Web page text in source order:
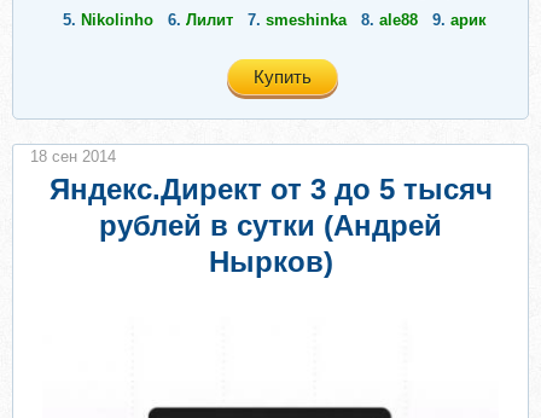
5. Nikolinho 6. Лилит 7. smeshinka 8. ale88 9. арик
Купить
Яндекс.Директ от 3 до 5 тысяч
рублей в сутки (Андрей
Нырков)
18 сен 2014